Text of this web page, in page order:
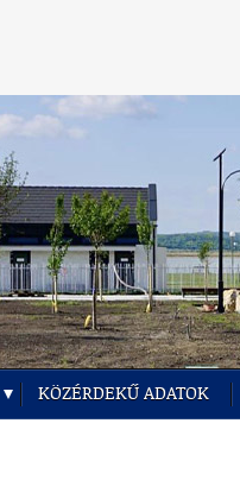
KÖZÉRDEKŰ ADATOK